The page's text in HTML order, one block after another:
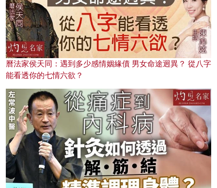
曆法家侯天同：遇到多少感情姻緣債 男女命途迥異？ 從八字
能看透你的七情六欲？